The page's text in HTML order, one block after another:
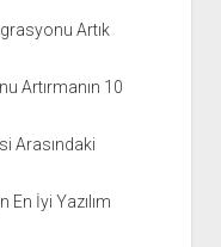
Artık
Artırmanın 10
Arasındaki
En İyi Yazılım